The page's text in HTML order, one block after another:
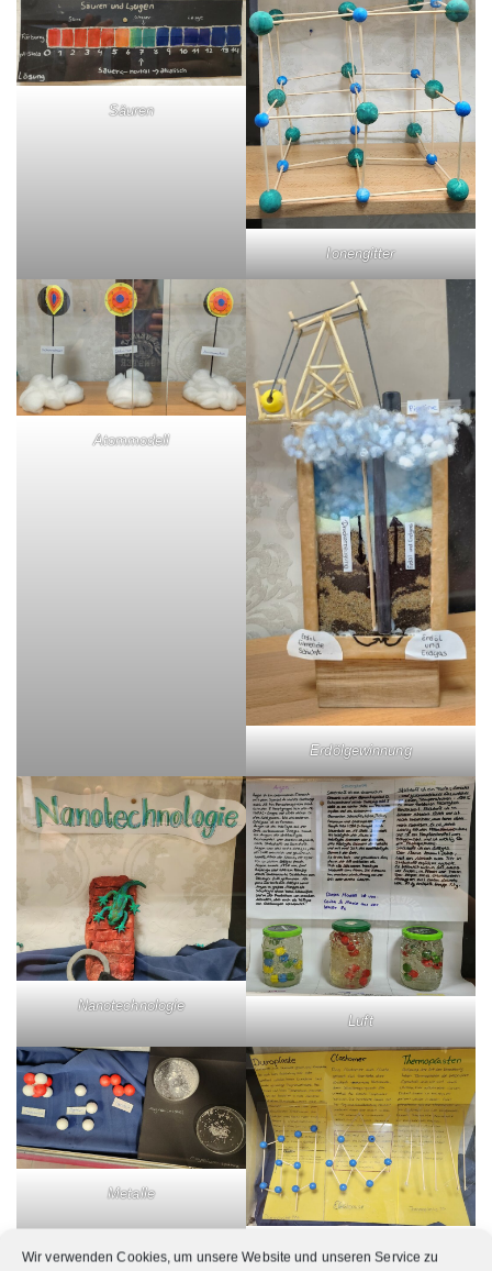
Wir verwenden Cookies, um unsere Website und unseren Service zu
Säuren
Ionengitter
Atommodell
Erdölgewinnung
Nanotechnologie
Luft
Metalle
Kunststoffe